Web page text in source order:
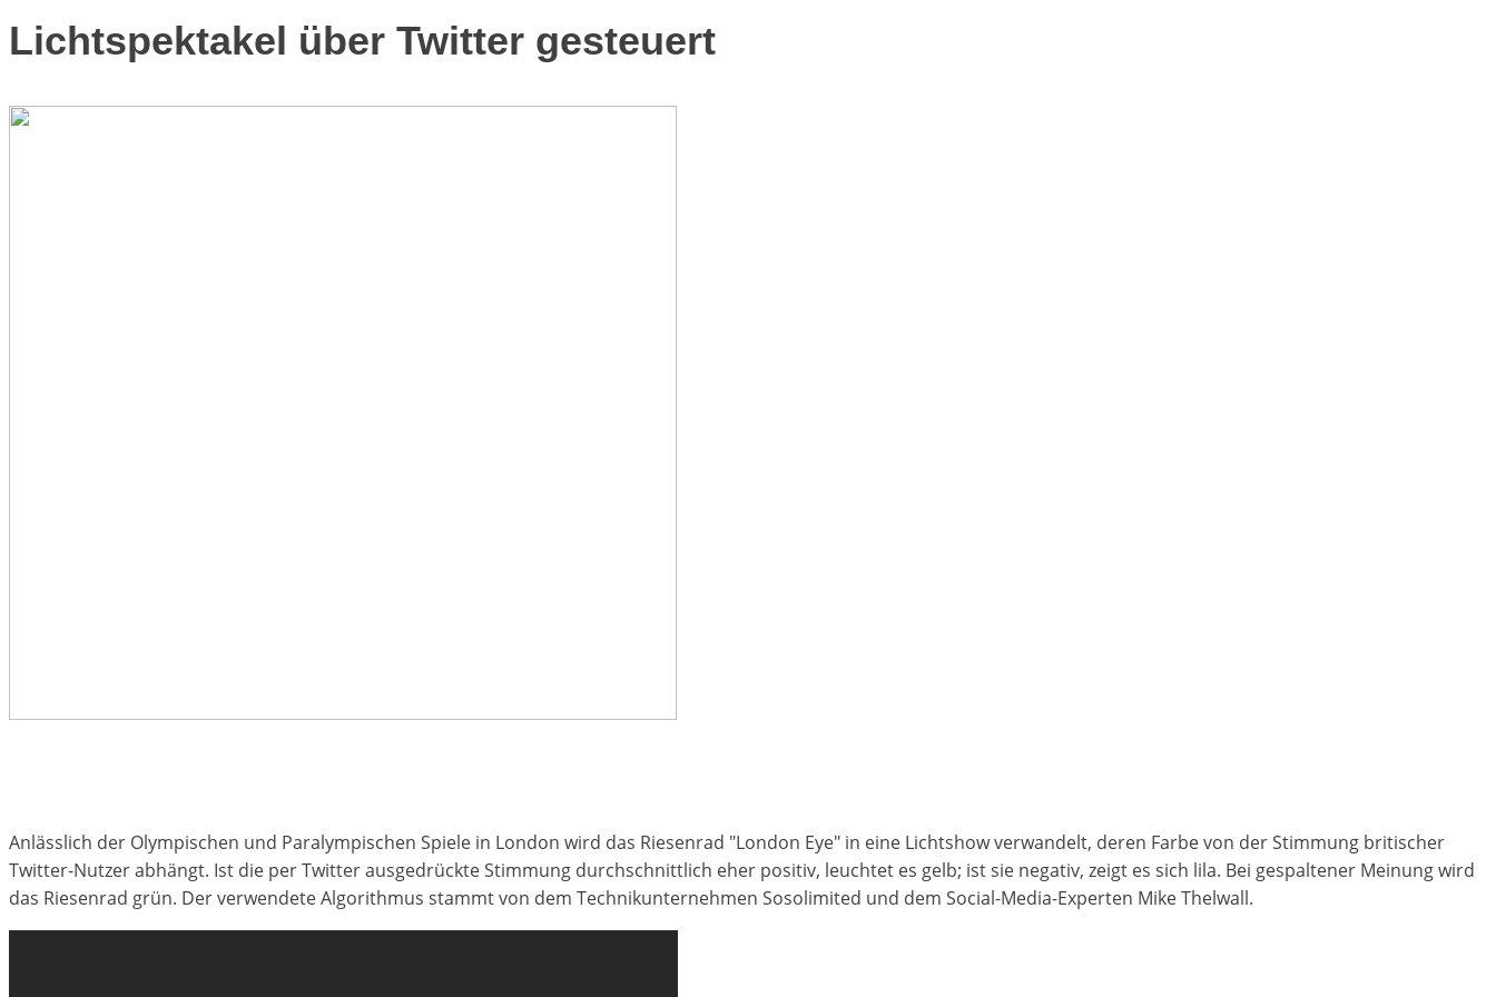
Lichtspektakel über Twitter gesteuert
Anlässlich der Olympischen und Paralympischen Spiele in London wird das Riesenrad "London Eye" in eine Lichtshow verwandelt, deren Farbe von der Stimmung britischer
Twitter-Nutzer abhängt. Ist die per Twitter ausgedrückte Stimmung durchschnittlich eher positiv, leuchtet es gelb; ist sie negativ, zeigt es sich lila. Bei gespaltener Meinung wird
das Riesenrad grün. Der verwendete Algorithmus stammt von dem Technikunternehmen Sosolimited und dem Social-Media-Experten Mike Thelwall.